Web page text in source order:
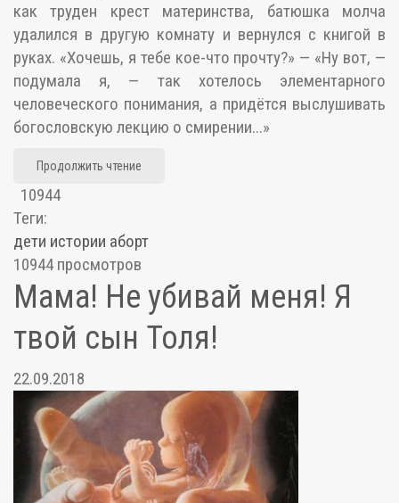
как труден крест материнства, батюшка молча
удалился в другую комнату и вернулся с книгой в
руках. «Хочешь, я тебе кое-что прочту?» — «Ну вот, —
подумала я, — так хотелось элементарного
человеческого понимания, а придётся выслушивать
богословскую лекцию о смирении...»
Продолжить чтение
10944
Теги:
дети истории аборт
10944 просмотров
Мама! Не убивай меня! Я
твой сын Толя!
22.09.2018